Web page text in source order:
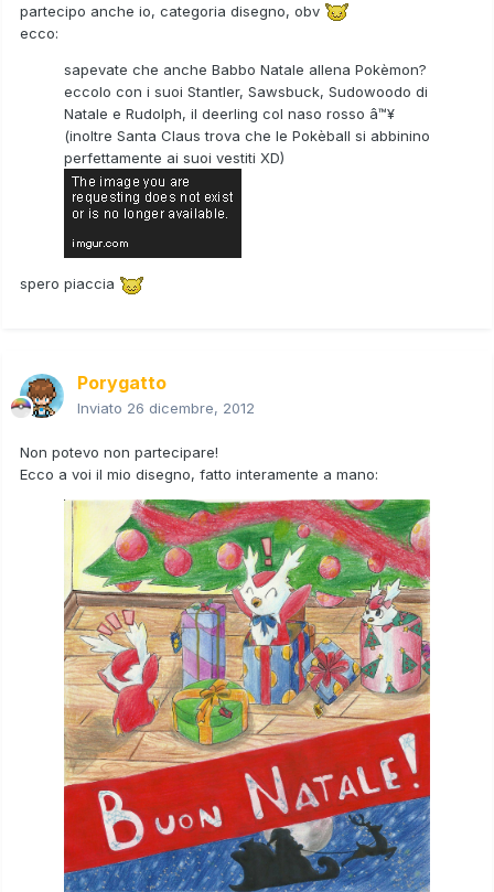
partecipo anche io, categoria disegno, obv
ecco:
sapevate che anche Babbo Natale allena Pokèmon?
eccolo con i suoi Stantler, Sawsbuck, Sudowoodo di
Natale e Rudolph, il deerling col naso rosso â™¥
(inoltre Santa Claus trova che le Pokèball si abbinino
perfettamente ai suoi vestiti XD)
spero piaccia
Porygatto
Inviato 26 dicembre, 2012
Non potevo non partecipare!
Ecco a voi il mio disegno, fatto interamente a mano: